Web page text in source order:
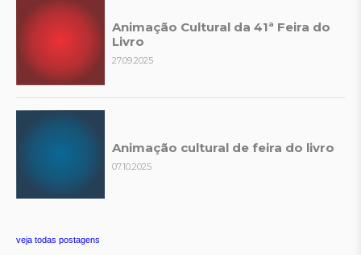
Animação Cultural da 41ª Feira do
Livro
27.09.2025
Animação cultural de feira do livro
07.10.2025
veja todas postagens